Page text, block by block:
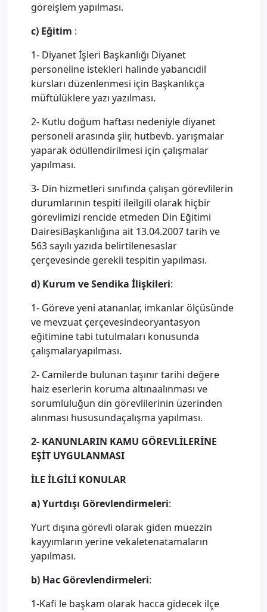
göreişlem yapılması.
c) Eğitim :
1- Diyanet İşleri Başkanlığı Diyanet
personeline istekleri halinde yabancıdil
kursları düzenlenmesi için Başkanlıkça
müftülüklere yazı yazılması.
2- Kutlu doğum haftası nedeniyle diyanet
personeli arasında şiir, hutbevb. yarışmalar
yaparak ödüllendirilmesi için çalışmalar
yapılması.
3- Din hizmetleri sınıfında çalışan görevlilerin
durumlarının tespiti ileilgili olarak hiçbir
görevlimizi rencide etmeden Din Eğitimi
DairesiBaşkanlığına ait 13.04.2007 tarih ve
563 sayılı yazıda belirtilenesaslar
çerçevesinde gerekli tespitin yapılması.
d) Kurum ve Sendika İlişkileri:
1- Göreve yeni atananlar, imkanlar ölçüsünde
ve mevzuat çerçevesindeoryantasyon
eğitimine tabi tutulmaları konusunda
çalışmalaryapılması.
2- Camilerde bulunan taşınır tarihi değere
haiz eserlerin koruma altınaalınması ve
sorumluluğun din görevlilerinin üzerinden
alınması hususundaçalışma yapılması.
2- KANUNLARIN KAMU GÖREVLİLERİNE
EŞİT UYGULANMASI
İLE İLGİLİ KONULAR
a) Yurtdışı Görevlendirmeleri:
Yurt dışına görevli olarak giden müezzin
kayyımların yerine vekaletenatamaların
yapılması.
b) Hac Görevlendirmeleri:
1-Kafi le başkam olarak hacca gidecek ilçe